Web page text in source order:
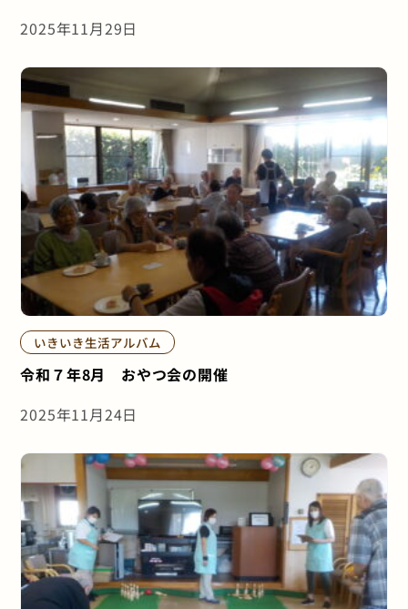
2025年11月29日
いきいき生活アルバム
令和７年8月 おやつ会の開催
2025年11月24日